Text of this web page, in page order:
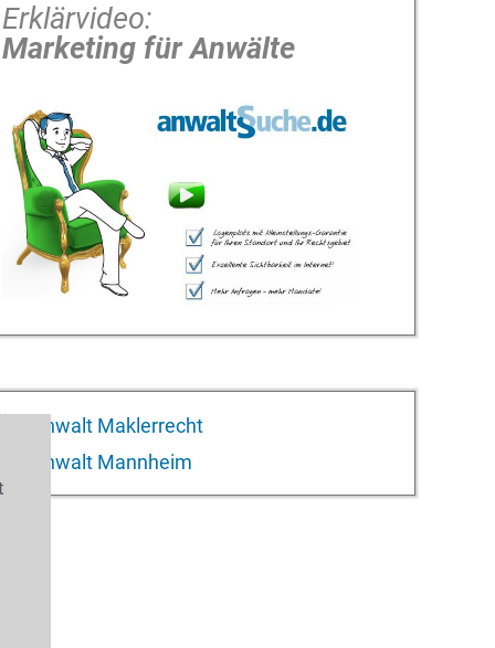
Erklärvideo:
Marketing für Anwälte
Anwalt Maklerrecht
Anwalt Mannheim